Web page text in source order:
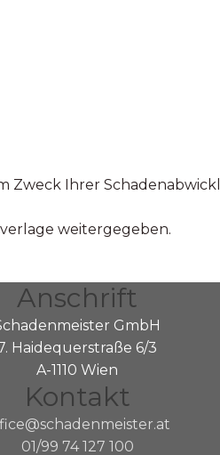
Ihrer
weitergegeben.
Anschrift
GmbH
Haidequerstraße 6/3
A-1110 Wien
Kontakt
01/99 74 127 100